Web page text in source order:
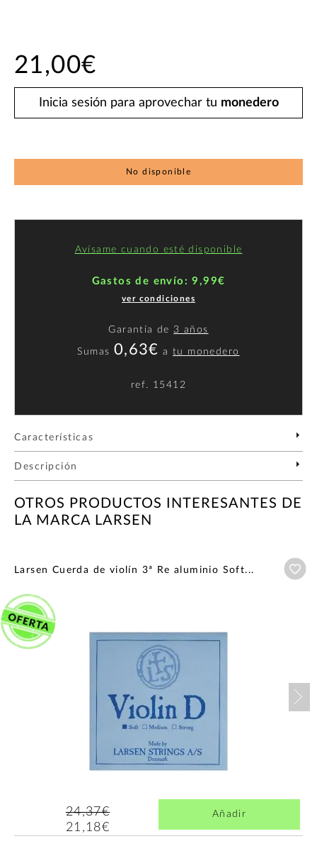
21,00€
Inicia sesión para aprovechar tu monedero
No disponible
Avísame cuando esté disponible
Gastos de envío: 9,99€
ver condiciones
Garantía de 3 años
Sumas 0,63€ atu monedero
ref. 15412
Características
Descripción
OTROS PRODUCTOS INTERESANTES DE
LA MARCA LARSEN
Larsen Cuerda de violín 3ª Re aluminio Soft...
24,37€
21,18€
Añadir